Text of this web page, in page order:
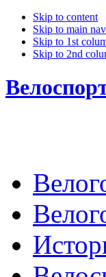
Skip to content
Skip to main
Skip to 1st
Skip to 2nd